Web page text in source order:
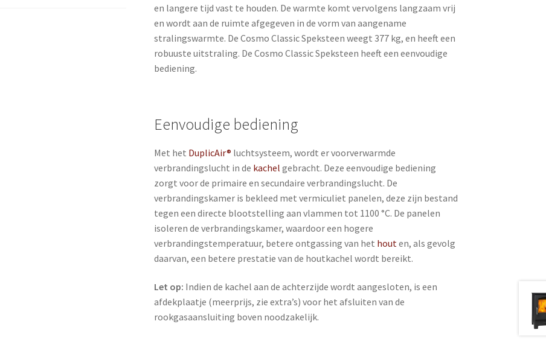
en langere tijd vast te houden. De warmte komt vervolgens langzaam vrij
en wordt aan de ruimte afgegeven in de vorm van aangename
stralingswarmte. De Cosmo Classic Speksteen weegt 377 kg, en heeft een
robuuste uitstraling. De Cosmo Classic Speksteen heeft een eenvoudige
bediening.
Eenvoudige bediening
Met het DuplicAir® luchtsysteem, wordt er voorverwarmde
verbrandingslucht in de kachel gebracht. Deze eenvoudige bediening
zorgt voor de primaire en secundaire verbrandingslucht. De
verbrandingskamer is bekleed met vermiculiet panelen, deze zijn bestand
tegen een directe blootstelling aan vlammen tot 1100 °C. De panelen
isoleren de verbrandingskamer, waardoor een hogere
verbrandingstemperatuur, betere ontgassing van het hout en, als gevolg
daarvan, een betere prestatie van de houtkachel wordt bereikt.
Let op: Indien de kachel aan de achterzijde wordt aangesloten, is een
afdekplaatje (meerprijs, zie extra’s) voor het afsluiten van de
rookgasaansluiting boven noodzakelijk.